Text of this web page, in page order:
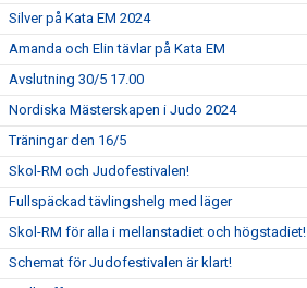
Silver på Kata EM 2024
Amanda och Elin tävlar på Kata EM
Avslutning 30/5 17.00
Nordiska Mästerskapen i Judo 2024
Träningar den 16/5
Skol-RM och Judofestivalen!
Fullspäckad tävlingshelg med läger
Skol-RM för alla i mellanstadiet och högstadiet!
Schemat för Judofestivalen är klart!